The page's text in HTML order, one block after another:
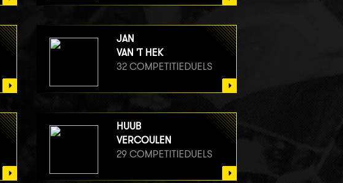
JAN
VAN 'T HEK
32 COMPETITIEDUELS
HUUB
VERCOULEN
29 COMPETITIEDUELS